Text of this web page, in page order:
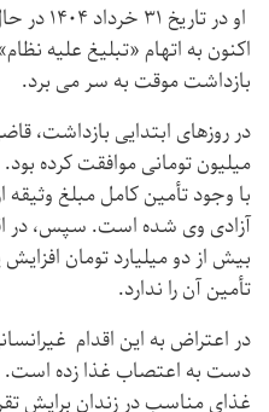
او در
اکنون به اتهام «تبلیغ علیه
بازداشت موقت به سر می برد.
میلیون تومانی موافقت کرده
با وجود تأمین کامل مبلغ
آزادی وی شده است. سپس، در
بیش از دو میلیارد تومان
تأمین آن را ندارد.
دست به اعتصاب غذا زده است.
غذای مناسب در زندان برایش